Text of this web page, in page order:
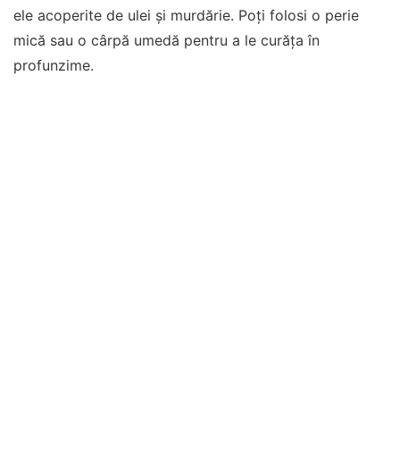
ele acoperite de ulei și murdărie. Poți folosi o perie
mică sau o cârpă umedă pentru a le curăța în
profunzime.